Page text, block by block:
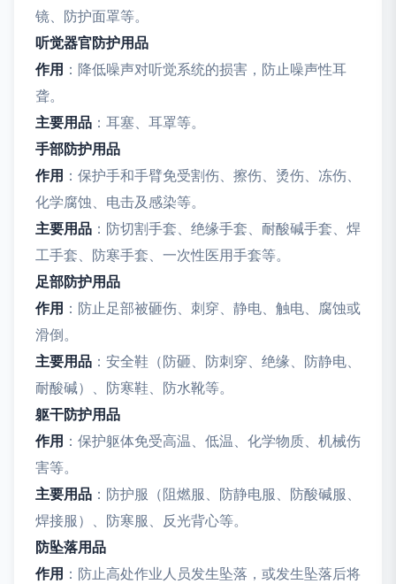
镜、防护面罩等。
听觉器官防护用品
作用 ：降低噪声对听觉系统的损害，防止噪声性耳
聋。
主要用品 ：耳塞、耳罩等。
手部防护用品
作用 ：保护手和手臂免受割伤、擦伤、烫伤、冻伤、
化学腐蚀、电击及感染等。
主要用品 ：防切割手套、绝缘手套、耐酸碱手套、焊
工手套、防寒手套、一次性医用手套等。
足部防护用品
作用 ：防止足部被砸伤、刺穿、静电、触电、腐蚀或
滑倒。
主要用品 ：安全鞋（防砸、防刺穿、绝缘、防静电、
耐酸碱）、防寒鞋、防水靴等。
躯干防护用品
作用 ：保护躯体免受高温、低温、化学物质、机械伤
害等。
主要用品 ：防护服（阻燃服、防静电服、防酸碱服、
焊接服）、防寒服、反光背心等。
防坠落用品
作用 ：防止高处作业人员发生坠落，或发生坠落后将